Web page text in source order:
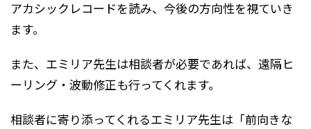
アカシックレコードを読み、今後の方向性を視ていき
ます。
また、エミリア先生は相談者が必要であれば、遠隔ヒ
ーリング・波動修正も行ってくれます。
相談者に寄り添ってくれるエミリア先生は「前向きな